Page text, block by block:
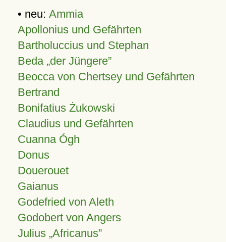
• neu: Ammia
Apollonius und Gefährten
Bartholuccius und Stephan
Beda „der Jüngere”
Beocca von Chertsey und Gefährten
Bertrand
Bonifatius Żukowski
Claudius und Gefährten
Cuanna Ógh
Donus
Douerouet
Gaianus
Godefried von Aleth
Godobert von Angers
Julius Africanus